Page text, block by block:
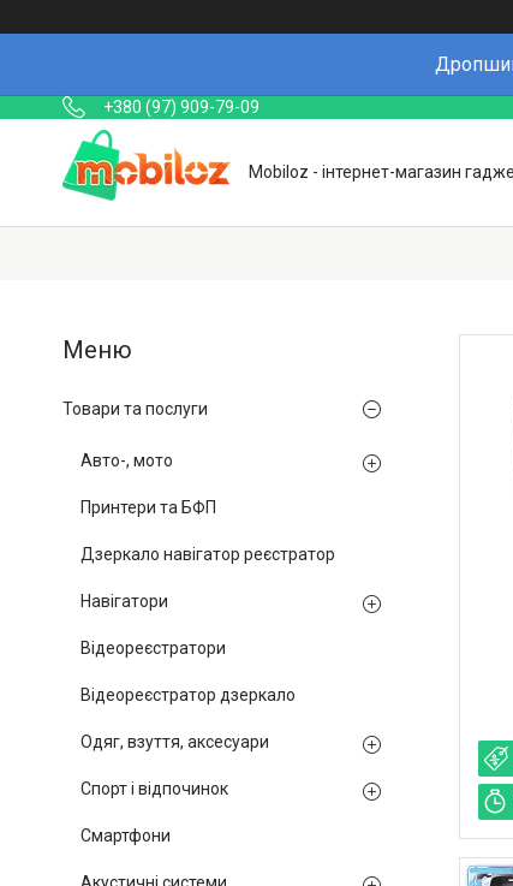
+380 (97) 909-79-09
Mobiloz - інтернет-магазин
Товари та послуги
Авто-, мото
Принтери та БФП
Дзеркало навігатор реєстратор
Навігатори
Відеореєстратори
Відеореєстратор дзеркало
Одяг, взуття, аксесуари
Спорт і відпочинок
Смартфони